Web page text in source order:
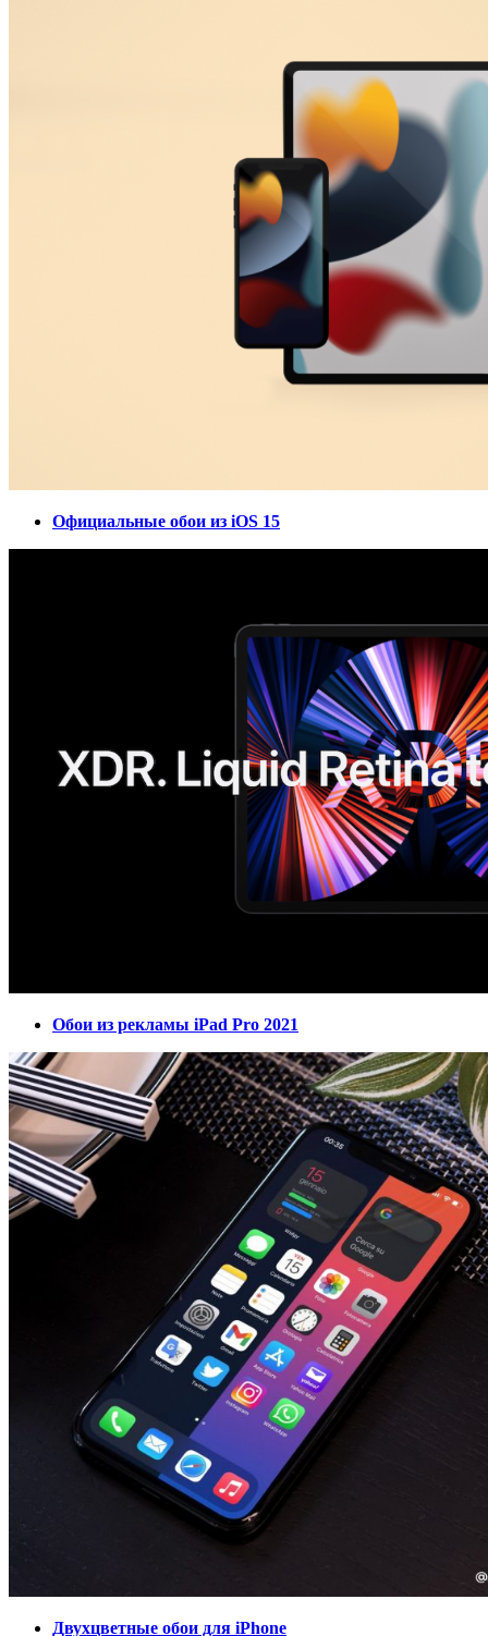
Официальные обои из iOS 15
Обои из рекламы iPad Pro 2021
Двухцветные обои для iPhone